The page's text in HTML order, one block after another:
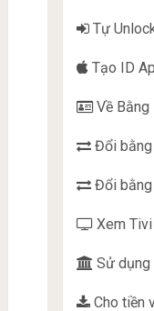
Tự
Tạo ID
Về Bằng
Đổi
Đổi
Xem Tivi
Sử dụng
Cho tiền